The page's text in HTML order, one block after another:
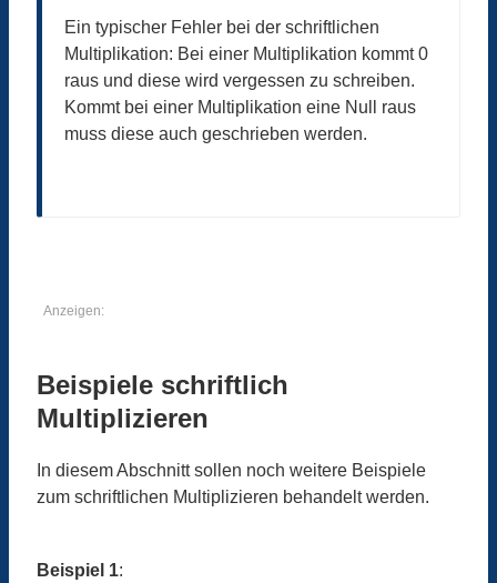
Ein typischer Fehler bei der schriftlichen
Multiplikation: Bei einer Multiplikation kommt 0
raus und diese wird vergessen zu schreiben.
Kommt bei einer Multiplikation eine Null raus
muss diese auch geschrieben werden.
Anzeigen:
Beispiele schriftlich
Multiplizieren
In diesem Abschnitt sollen noch weitere Beispiele
zum schriftlichen Multiplizieren behandelt werden.
Beispiel 1: